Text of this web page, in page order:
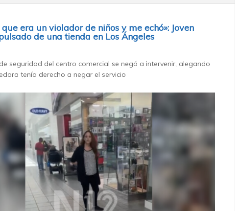
era un violador de niños y me echó»: Joven
de una tienda en Los Ángeles
seguridad del centro comercial se negó a intervenir, alegando
tenía derecho a negar el servicio